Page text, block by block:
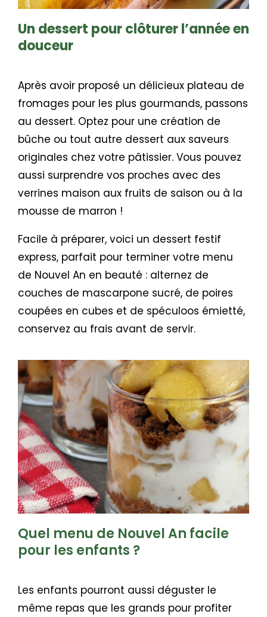
Un dessert pour clôturer l’année en
douceur
Après avoir proposé un délicieux plateau de
fromages pour les plus gourmands, passons
au dessert. Optez pour une création de
bûche ou tout autre dessert aux saveurs
originales chez votre pâtissier. Vous pouvez
aussi surprendre vos proches avec des
verrines maison aux fruits de saison ou à la
mousse de marron !
Facile à préparer, voici un dessert festif
express, parfait pour terminer votre menu
de Nouvel An en beauté : alternez de
couches de mascarpone sucré, de poires
coupées en cubes et de spéculoos émietté,
conservez au frais avant de servir.
Quel menu de Nouvel An facile
pour les enfants ?
Les enfants pourront aussi déguster le
même repas que les grands pour profiter